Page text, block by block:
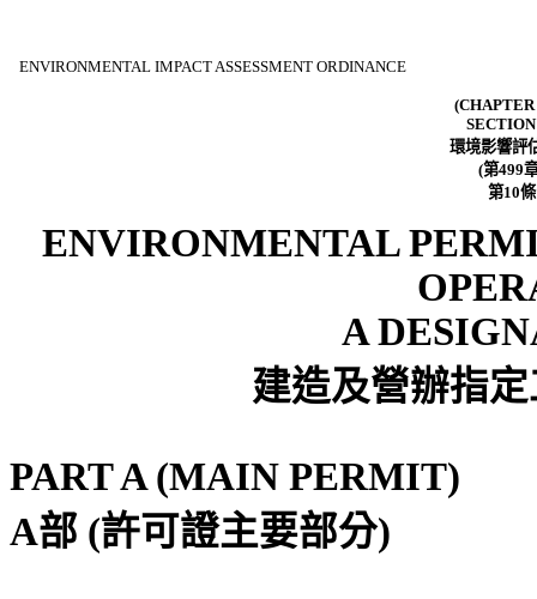
ENVIRONMENTAL IMPACT ASSESSMENT ORDINANCE
(CHAPTER
環境影響評
(第499
第10條
ENVIRONMENTAL
A
建造及營辦指定
PART A (MAIN PERMIT)
A部 (許可證主要部分)